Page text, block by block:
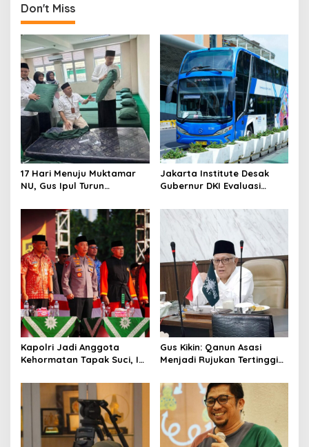
t
n
a
v
i
g
a
t
i
o
n
Don't Miss
17 Hari Menuju Muktamar
NU, Gus Ipul Turun
Muktamirin
Jakarta Institute Desak
Gubernur DKI Evaluasi
Penumpang Diturunkan
Kapolri Jadi Anggota
Kehormatan Tapak Suci, Ini
Gus Kikin: Qanun Asasi
Menjadi Rujukan Tertinggi